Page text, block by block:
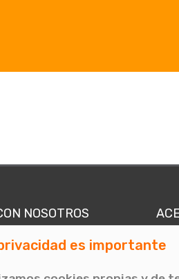
NOSOTROS
931 702 774
es importante